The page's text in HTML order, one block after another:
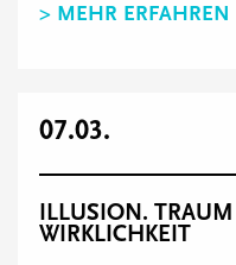
> MEHR ERFAHREN
07.03.
ILLUSION.
WIRKLICHKEIT